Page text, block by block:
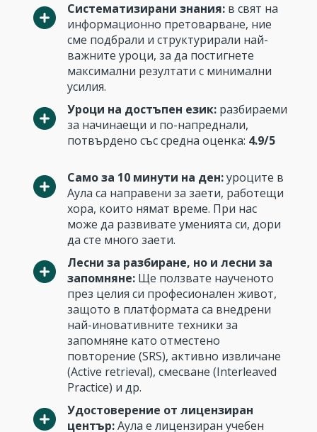
Систематизирани знания: в свят на
информационно претоварване, ние
сме подбрали и структурирали най-
важните уроци, за да постигнете
максимални резултати с минимални
усилия.
Уроци на достъпен език: разбираеми
за начинаещи и по-напреднали,
потвърдено със средна оценка: 4.9/5
Само за 10 минути на ден:уроците в
Аула са направени за заети, работещи
хора, които нямат време. При нас
може да развивате уменията си, дори
да сте много заети.
Лесни за разбиране, но и лесни за
запомняне: Ще ползвате наученото
през целия си професионален живот,
защото в платформата са внедрени
най-иновативните техники за
запомняне като отместено
повторение (SRS), активно извличане
(Active retrieval), смесване (Interleaved
Practice) и др.
Удостоверение от лицензиран
център:Аула е лицензиран учебен